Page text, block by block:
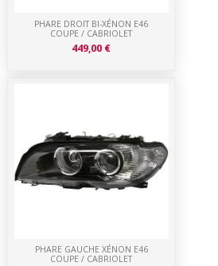
PHARE GAUCHE XÉNON E46
COUPE / CABRIOLET
PHARE DROIT BI-XÉNON E46
COUPE / CABRIOLET
449,00 €